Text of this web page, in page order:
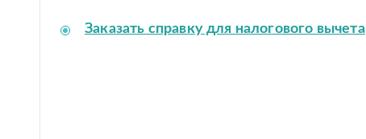
Заказать справку для налогового вычета